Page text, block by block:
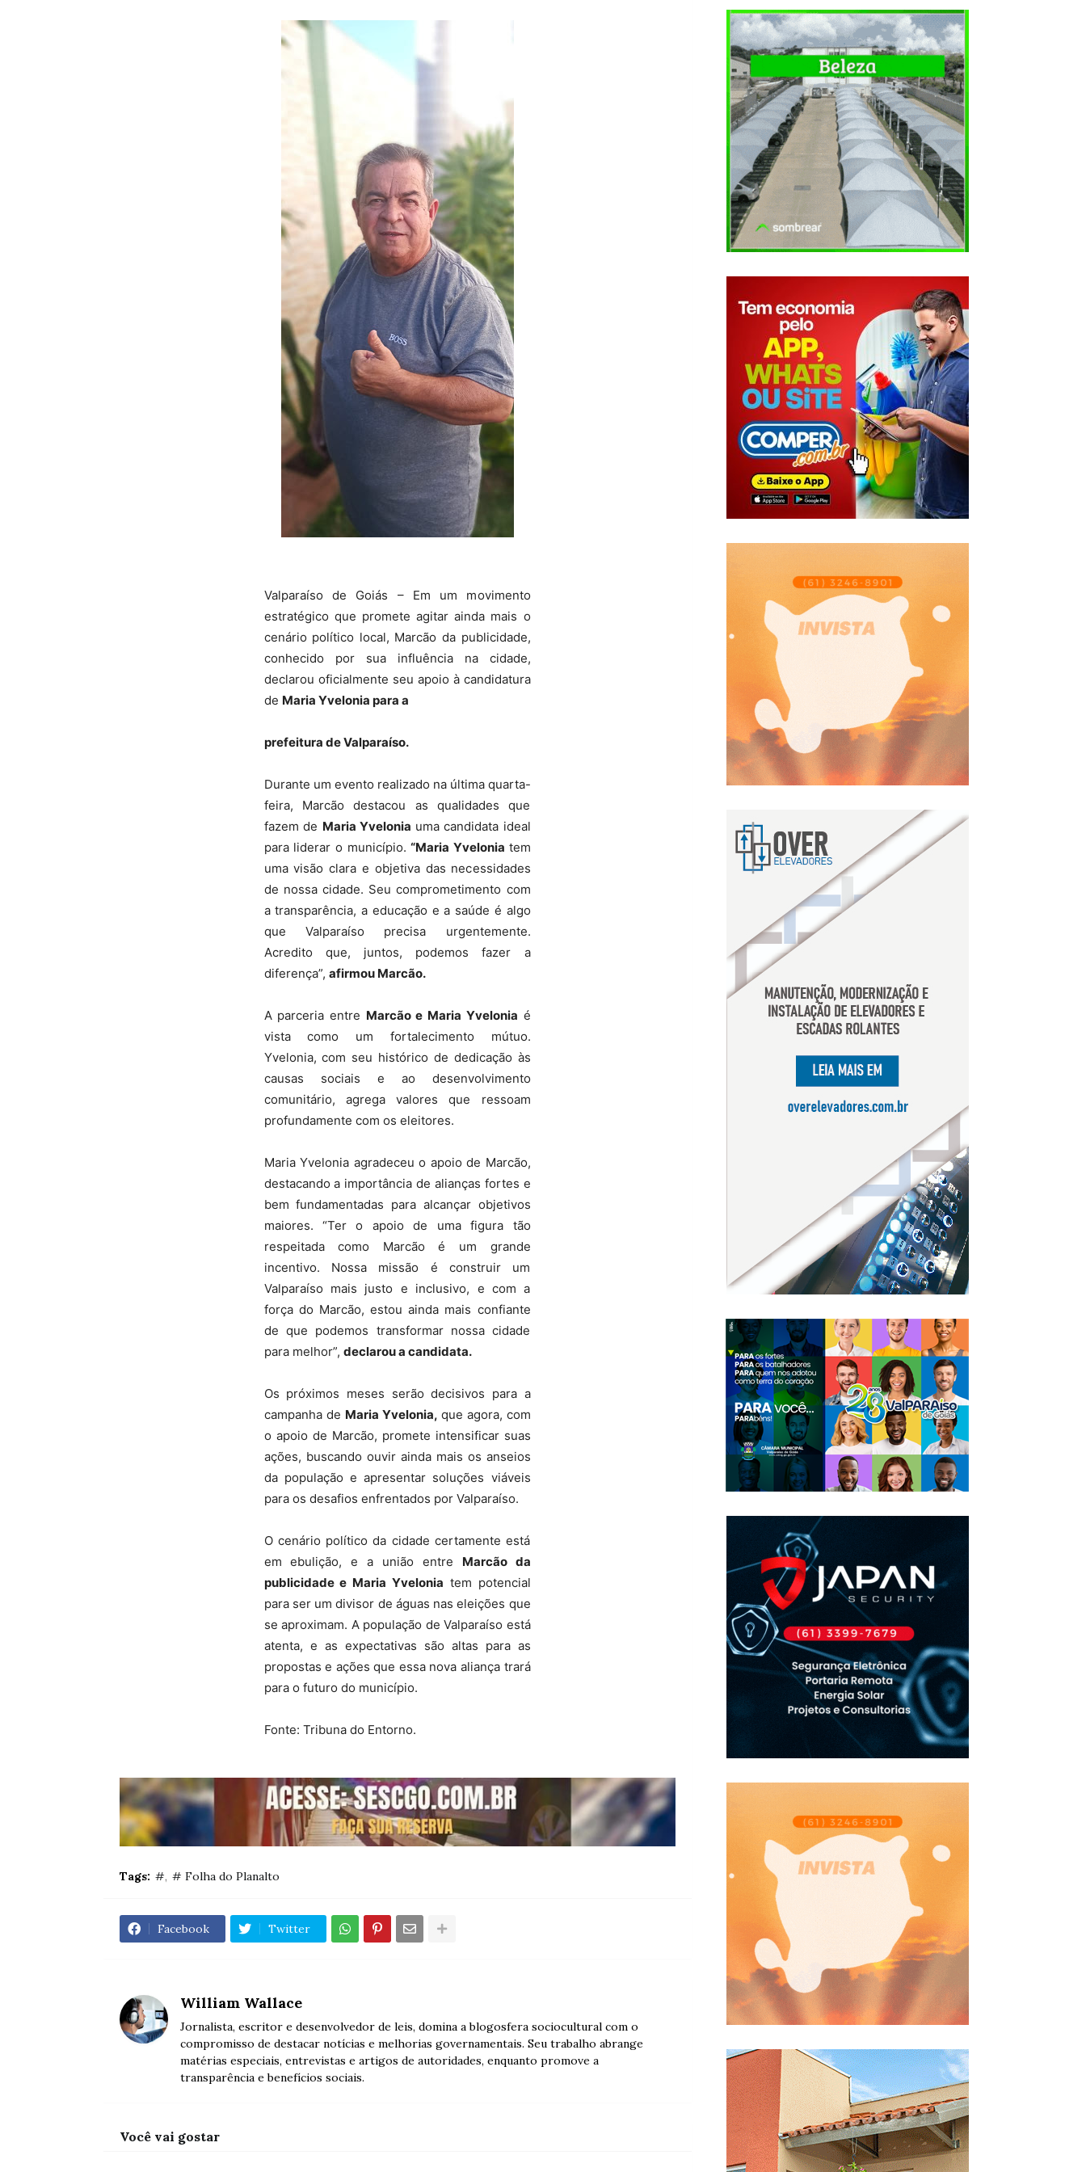
Valparaíso de Goiás – Em um movimento
estratégico que promete agitar ainda mais o
cenário político local, Marcão da publicidade,
conhecido por sua influência na cidade,
declarou oficialmente seu apoio à candidatura
de Maria Yvelonia para a
prefeitura de Valparaíso.
Durante um evento realizado na última quarta-
feira, Marcão destacou as qualidades que
fazem de Maria Yvelonia uma candidata ideal
para liderar o município.“Maria Yvelonia tem
uma visão clara e objetiva das necessidades
de nossa cidade. Seu comprometimento com
a transparência, a educação e a saúde é algo
que Valparaíso precisa urgentemente.
Acredito que, juntos, podemos fazer a
diferença”, afirmou Marcão.
A parceria entre Marcão e Maria Yvelonia é
vista como um fortalecimento mútuo.
Yvelonia, com seu histórico de dedicação às
causas sociais e ao desenvolvimento
comunitário, agrega valores que ressoam
profundamente com os eleitores.
Maria Yvelonia agradeceu o apoio de Marcão,
destacando a importância de alianças fortes e
bem fundamentadas para alcançar objetivos
maiores. “Ter o apoio de uma figura tão
respeitada como Marcão é um grande
incentivo. Nossa missão é construir um
Valparaíso mais justo e inclusivo, e com a
força do Marcão, estou ainda mais confiante
de que podemos transformar nossa cidade
para melhor”, declarou a candidata.
Os próximos meses serão decisivos para a
campanha de Maria Yvelonia, que agora, com
o apoio de Marcão, promete intensificar suas
ações, buscando ouvir ainda mais os anseios
da população e apresentar soluções viáveis
para os desafios enfrentados por Valparaíso.
O cenário político da cidade certamente está
em ebulição, e a união entre Marcão da
publicidade e Maria Yvelonia tem potencial
para ser um divisor de águas nas eleições que
se aproximam. A população de Valparaíso está
atenta, e as expectativas são altas para as
propostas e ações que essa nova aliança trará
para o futuro do município.
Fonte: Tribuna do Entorno.
Tags: # # Folha do Planalto
Facebook Twitter
William Wallace
Jornalista, escritor e desenvolvedor de leis, domina a blogosfera sociocultural com o
compromisso de destacar notícias e melhorias governamentais. Seu trabalho abrange
matérias especiais, entrevistas e artigos de autoridades, enquanto promove a
transparência e benefícios sociais.
Você vai gostar